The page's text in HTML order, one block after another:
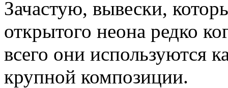
Зачастую, вывески,
открытого неона редко
всего они используются
крупной композиции.